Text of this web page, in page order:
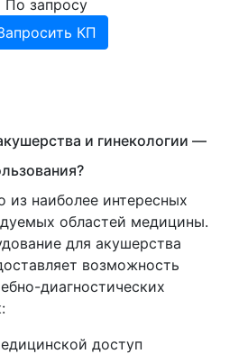
По запросу
КП
и гинекологии —
из наиболее интересных
областей медицины.
для акушерства
возможность
диагностических
доступ